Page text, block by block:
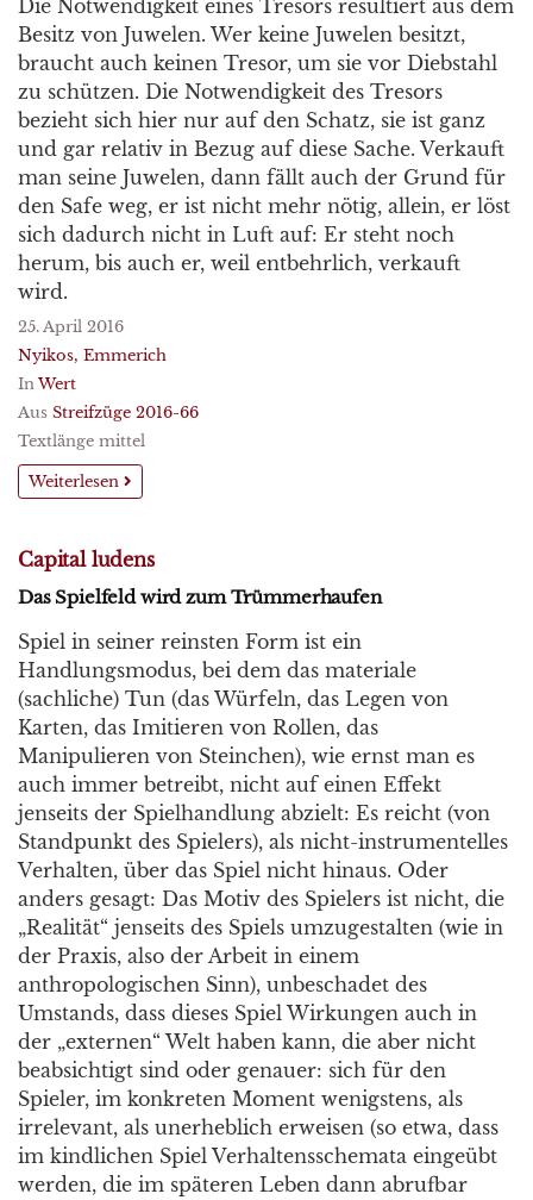
Die Notwendigkeit eines Tresors resultiert aus dem
Besitz von Juwelen. Wer keine Juwelen besitzt,
braucht auch keinen Tresor, um sie vor Diebstahl
zu schützen. Die Notwendigkeit des Tresors
bezieht sich hier nur auf den Schatz, sie ist ganz
und gar relativ in Bezug auf diese Sache. Verkauft
man seine Juwelen, dann fällt auch der Grund für
den Safe weg, er ist nicht mehr nötig, allein, er löst
sich dadurch nicht in Luft auf: Er steht noch
herum, bis auch er, weil entbehrlich, verkauft
wird.
25. April 2016
Nyikos, Emmerich
InWert
Aus Streifzüge 2016-66
Textlänge mittel
Weiterlesen
Capital ludens
Das Spielfeld wird zum Trümmerhaufen
Spiel in seiner reinsten Form ist ein
Handlungsmodus, bei dem das materiale
(sachliche) Tun (das Würfeln, das Legen von
Karten, das Imitieren von Rollen, das
Manipulieren von Steinchen), wie ernst man es
auch immer betreibt, nicht auf einen Effekt
jenseits der Spielhandlung abzielt: Es reicht (von
Standpunkt des Spielers), als nicht-instrumentelles
Verhalten, über das Spiel nicht hinaus. Oder
anders gesagt: Das Motiv des Spielers ist nicht, die
„Realität“ jenseits des Spiels umzugestalten (wie in
der Praxis, also der Arbeit in einem
anthropologischen Sinn), unbeschadet des
Umstands, dass dieses Spiel Wirkungen auch in
der „externen“ Welt haben kann, die aber nicht
beabsichtigt sind oder genauer: sich für den
Spieler, im konkreten Moment wenigstens, als
irrelevant, als unerheblich erweisen (so etwa, dass
im kindlichen Spiel Verhaltensschemata eingeübt
werden, die im späteren Leben dann abrufbar